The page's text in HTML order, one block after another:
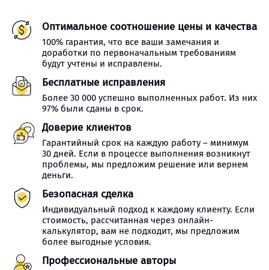
Оптимальное соотношение цены и качества
100% гарантия, что все ваши замечания и
доработки по первоначальным требованиям
будут учтены и исправлены.
Бесплатные исправления
Более 30 000 успешно выполненных работ. Из них
97% были сданы в срок.
Доверие клиентов
Гарантийный срок на каждую работу – минимум
30 дней. Если в процессе выполнения возникнут
проблемы, мы предложим решение или вернем
деньги.
Безопасная сделка
Индивидуальный подход к каждому клиенту. Если
стоимость, рассчитанная через онлайн-
калькулятор, вам не подходит, мы предложим
более выгодные условия.
Профессиональные авторы